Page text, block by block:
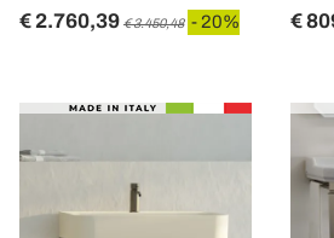
€ 2.760,39 € 3.450,48 - 20% €